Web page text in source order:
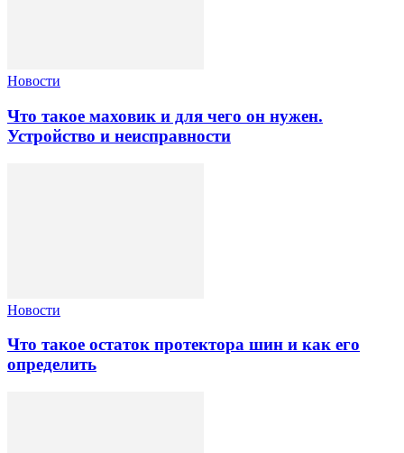
Новости
Что такое маховик и для чего он нужен.
Устройство и неисправности
Новости
Что такое остаток протектора шин и как его
определить